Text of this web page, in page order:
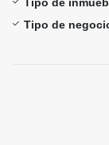
Tipo de